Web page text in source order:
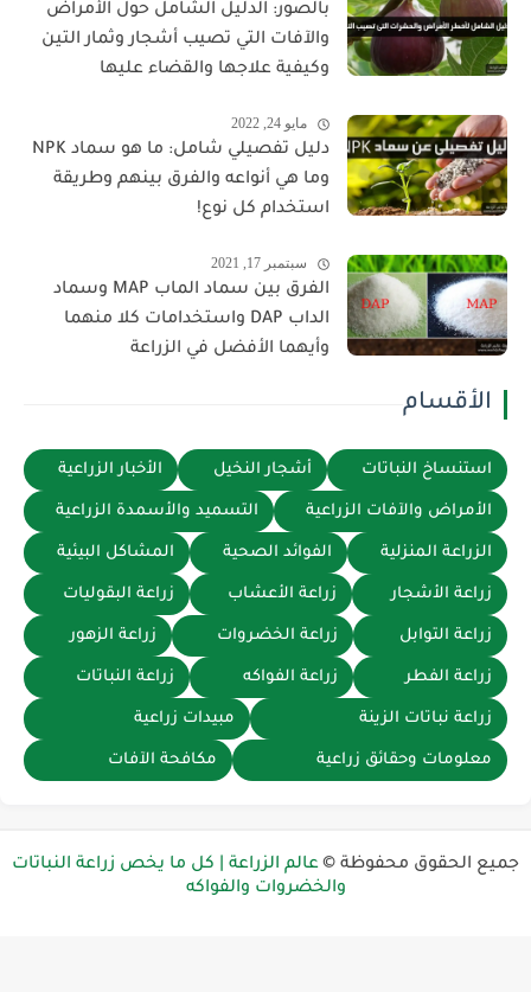
بالصور: الدليل الشامل حول الأمراض
والآفات التي تصيب أشجار وثمار التين
وكيفية علاجها والقضاء عليها
مايو 24, 2022
دليل تفصيلي شامل: ما هو سماد NPK
وما هي أنواعه والفرق بينهم وطريقة
استخدام كل نوع!
سبتمبر 17, 2021
الفرق بين سماد الماب MAP وسماد
الداب DAP واستخدامات كلا منهما
وأيهما الأفضل في الزراعة
الأقسام
استنساخ النباتات أشجار النخيل الأخبار الزراعية
الأمراض والآفات الزراعية التسميد والأسمدة الزراعية
الزراعة المنزلية الفوائد الصحية المشاكل البيئية
زراعة الأشجار زراعة الأعشاب زراعة البقوليات
زراعة التوابل زراعة الخضروات زراعة الزهور
زراعة الفطر زراعة الفواكه زراعة النباتات
زراعة نباتات الزينة مبيدات زراعية
معلومات وحقائق زراعية مكافحة الآفات
الحقوق محفوظة © عالم الزراعة | كل ما يخص زراعة النباتات
والخضروات والفواكه